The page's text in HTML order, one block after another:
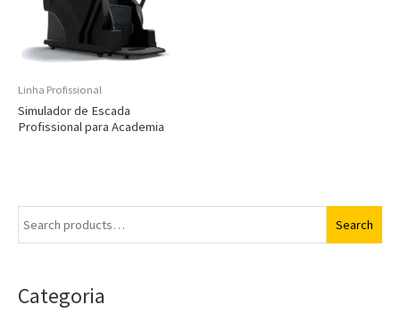
e
r
Search
Categoria
Linha Profissional
Simulador de Escada
Profissional para Academia